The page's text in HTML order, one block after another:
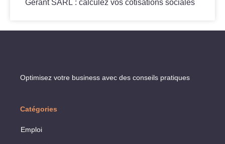
Gérant SARL : calculez vos cotisations sociales
Optimisez votre business avec des conseils pratiques
Catégories
Emploi